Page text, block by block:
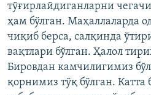
тўғирлайдиганларни
ҳам бўлган. Маҳаллаларда
чиқиб берса, салқинда
вақтлари бўлган. Ҳалол
Бировдан камчилигимиз
қорнимиз тўқ бўлган. Катта